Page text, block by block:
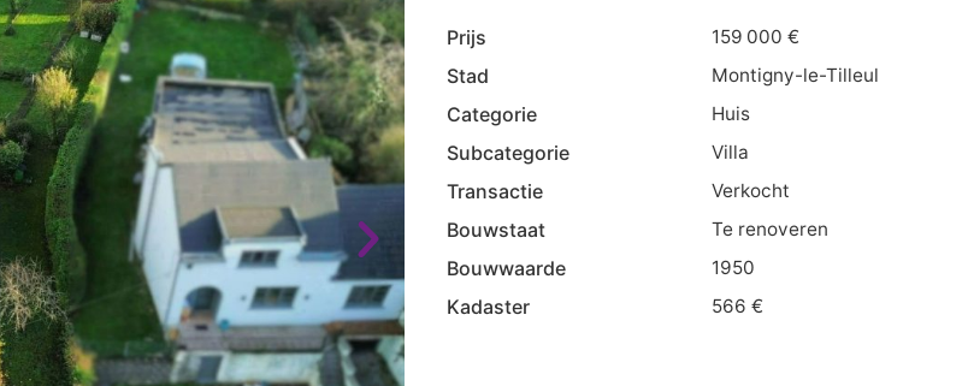
Prijs 159 000 €
Stad Montigny-le-Tilleul
Categorie Huis
Subcategorie Villa
Transactie Verkocht
Bouwstaat Te renoveren
Bouwwaarde 1950
Kadaster 566 €